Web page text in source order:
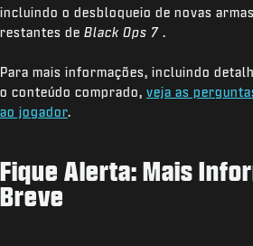
incluindo o desbloqueio de novas
restantes de Black Ops 7 .
Para mais informações, incluindo
o conteúdo comprado, veja as
ao jogador.
Fique Alerta: Mais
Breve